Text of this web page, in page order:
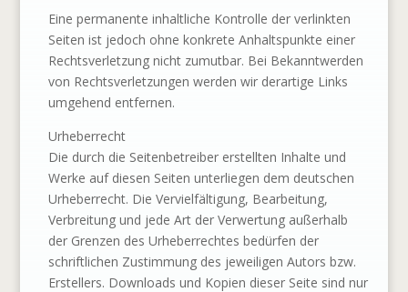
Eine permanente inhaltliche Kontrolle der verlinkten
Seiten ist jedoch ohne konkrete Anhaltspunkte einer
Rechtsverletzung nicht zumutbar. Bei Bekanntwerden
von Rechtsverletzungen werden wir derartige Links
umgehend entfernen.
Urheberrecht
Die durch die Seitenbetreiber erstellten Inhalte und
Werke auf diesen Seiten unterliegen dem deutschen
Urheberrecht. Die Vervielfältigung, Bearbeitung,
Verbreitung und jede Art der Verwertung außerhalb
der Grenzen des Urheberrechtes bedürfen der
schriftlichen Zustimmung des jeweiligen Autors bzw.
Erstellers. Downloads und Kopien dieser Seite sind nur